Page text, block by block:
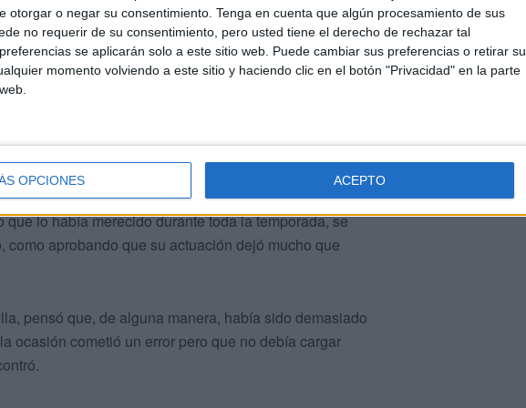
otorgar o negar su consentimiento. Tenga en cuenta que algún procesamiento de sus
no requerir de su consentimiento, pero usted tiene el derecho de rechazar tal
se aplicarán solo a este sitio web. Puede cambiar sus preferencias o retirar su
momento volviendo a este sitio y haciendo clic en el botón "Privacidad" en la parte
OPCIONES ACEPTO
aquella anécdota cuando tomaba un café en
a aquel árbitro, ya bastante mayor. Este Señor se
Si la encontró en las palabras que el
un colegiado vendido, sin personalidad, que tuvo la
lo había merecido durante toda la temporada, se
aprobando que su actuación dejó mucho que
pensó que, de alguna manera, había sido demasiado
ocasión cometió un error pero que no debía cargar